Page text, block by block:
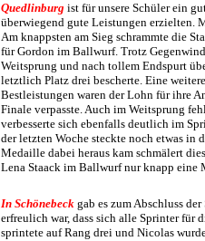
Quedlinburg ist für unsere Schüler ein
überwiegend gute Leistungen erzielten.
Am knappsten am Sieg schrammte die
für Gordon im Ballwurf. Trotz
Weitsprung und nach tollem Endspurt
letztlich Platz drei bescherte. Eine
Bestleistungen waren der Lohn für ihre
Finale verpasste. Auch im Weitsprung
verbesserte sich ebenfalls deutlich im
der letzten Woche steckte noch etwas in
Medaille dabei heraus kam schmälert
Lena Staack im Ballwurf nur knapp eine
In Schönebeck gab es zum Abschluss
erfreulich war, dass sich alle Sprinter für
sprintete auf Rang drei und Nicolas